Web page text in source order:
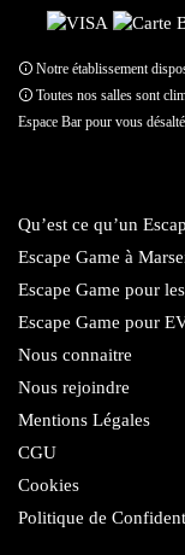
Notre établissement
Toutes nos salles sont
Espace Bar pour vous
Qu’est ce qu’un
Escape Game à
Escape Game pour
Escape Game pour
Nous connaitre
Nous rejoindre
Mentions Légales
CGU
Cookies
Politique de